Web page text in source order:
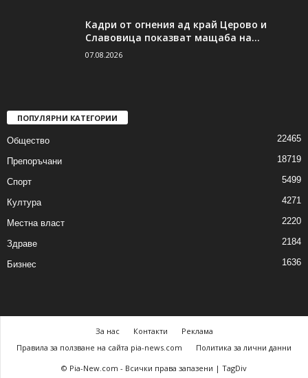
Кадри от огнения ад край Церово и
Славовица показват мащаба на...
07.08.2026
ПОПУЛЯРНИ КАТЕГОРИИ
Общество 22465
Препоръчани 18719
Спорт 5499
Култура 4271
Местна власт 2220
Здраве 2184
Бизнес 1636
За нас Контакти
Реклама
Правила за ползване на сайта pia-news.com
Политика за лични данни
© Pia-New.com - Всички права запазени | TagDiv